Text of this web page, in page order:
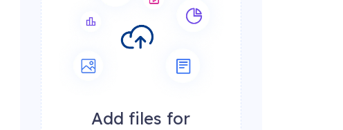
Add files for